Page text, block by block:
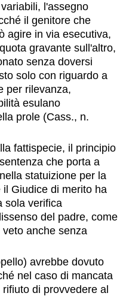
l'assegno
il genitore che
agire in via esecutiva,
gravante sull'altro,
senza doversi
solo con riguardo a
per rilevanza,
esulano
prole (Cass., n.
fattispecie, il principio
che porta a
statuizione per la
Giudice di merito ha
sola verifica
del padre, come
anche senza
avrebbe dovuto
nel caso di mancata
di provvedere al